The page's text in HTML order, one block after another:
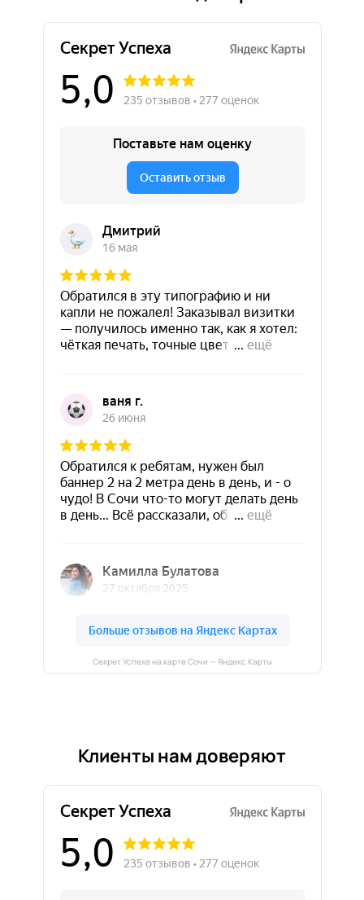
Секрет Успеха на карте Сочи — Яндекс Карты
Клиенты нам доверяют